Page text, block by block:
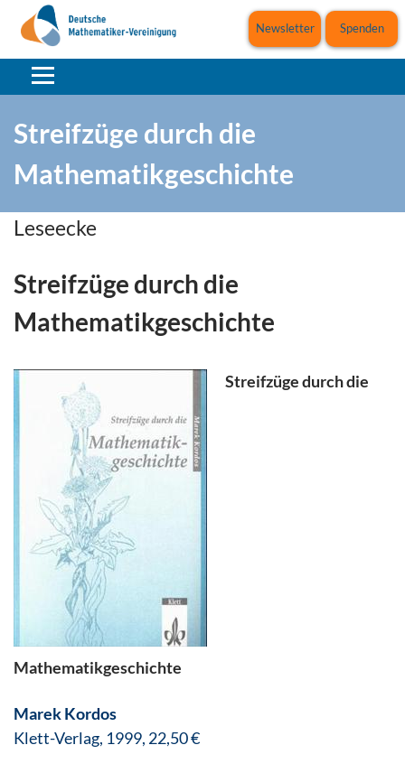
Spenden
Newsletter
Streifzüge durch die
Mathematikgeschichte
Leseecke
Streifzüge durch die
Mathematikgeschichte
Streifzüge durch die
Mathematikgeschichte
Marek Kordos
Klett-Verlag, 1999, 22,50 €